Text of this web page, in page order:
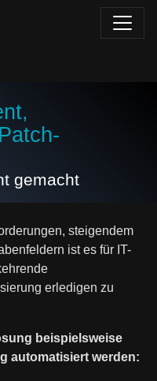
gemacht
steigendem
ist es für IT-
erledigen zu
beispielsweise
automatisiert werden: